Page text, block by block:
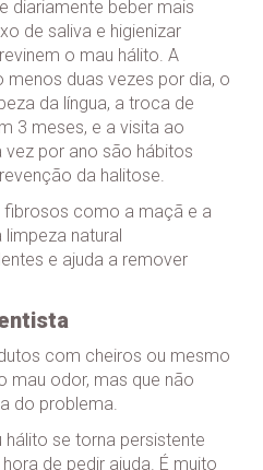
diariamente beber mais
de saliva e higienizar
o mau hálito. A
duas vezes por dia, o
da língua, a troca de
3 meses, e a visita ao
por ano são hábitos
da halitose.
fibrosos como a maçã e a
natural
e ajuda a remover
com cheiros ou mesmo
mau odor, mas que não
do problema.
se torna persistente
de pedir ajuda. É muito